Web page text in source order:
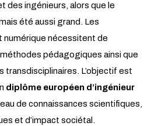
des ingénieurs, alors que le
été aussi grand. Les
nécessitent de
pédagogiques ainsi que
transdisciplinaires. L’objectif est
diplôme européen d’ingénieur
de connaissances scientifiques,
et d’impact sociétal.